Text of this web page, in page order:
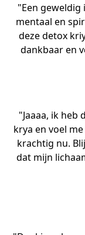
"Een geweldig
mentaal en
deze detox
dankbaar en
"Jaaaa, ik
krya en voel
krachtig nu.
dat mijn